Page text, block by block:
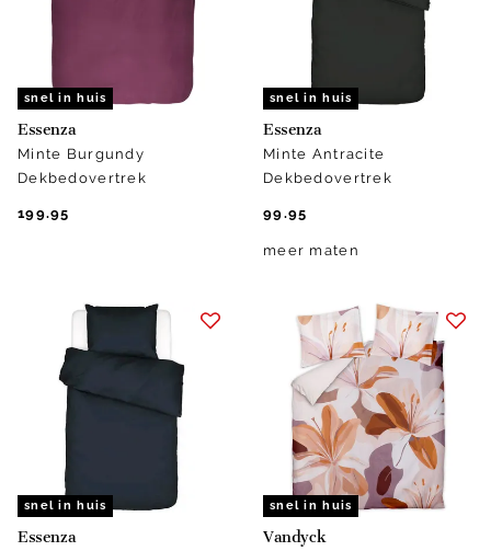
snel in huis
Essenza
Minte Burgundy
Dekbedovertrek
199.95
snel in huis
Essenza
Minte Antracite
Dekbedovertrek
99.95
meer maten
snel in huis
Essenza
snel in huis
Vandyck